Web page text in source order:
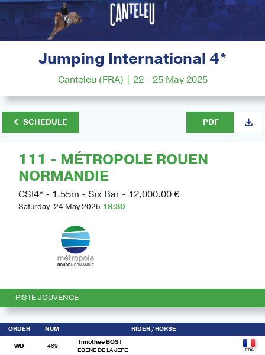
Jumping International 4*
Canteleu (FRA) | 22 - 25 May 2025
SCHEDULE PDF
111 - MÉTROPOLE ROUEN
NORMANDIE
CSI4* - 1.55m - Six Bar - 12,000.00 €
Saturday, 24 May 2025 18:30
PISTE JOUVENCE
ORDER NUM RIDER/ HORSE
WD 469
Timothee BOST
EBENE DE LA JEFE